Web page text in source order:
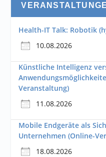
Health-IT Talk: Robotik
10.08.2026
Künstliche Intelligenz
Veranstaltung)
11.08.2026
Mobile Endgeräte als
Unternehmen (Online-
18.08.2026